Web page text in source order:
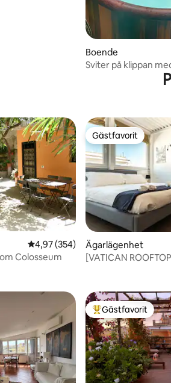
Boende
Sviter på klippan
4,97 av 5 i genomsnittligt betyg,
4,97 (354)
Colosseum
Gästfavorit
Gästfavorit
Ägarlägenhet
[VATICAN
Populär gästfavorit
Gästfavorit